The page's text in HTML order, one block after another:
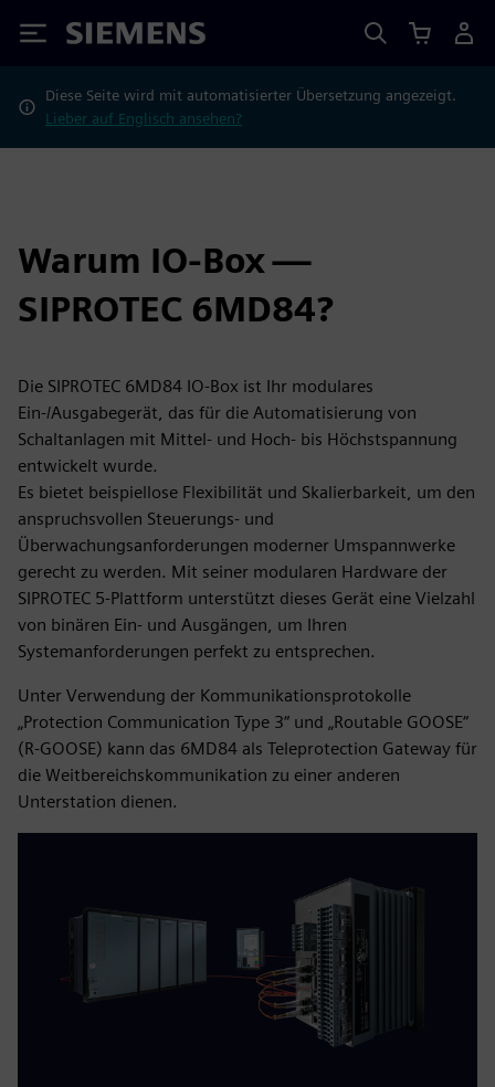
Siemens
Diese Seite wird mit automatisierter Übersetzung angezeigt.
Lieber auf Englisch ansehen?
Warum IO-Box —
SIPROTEC 6MD84?
Die SIPROTEC 6MD84 IO-Box ist Ihr modulares
Ein-/Ausgabegerät, das für die Automatisierung von
Schaltanlagen mit Mittel- und Hoch- bis Höchstspannung
entwickelt wurde.
Es bietet beispiellose Flexibilität und Skalierbarkeit, um den
anspruchsvollen Steuerungs- und
Überwachungsanforderungen moderner Umspannwerke
gerecht zu werden. Mit seiner modularen Hardware der
SIPROTEC 5-Plattform unterstützt dieses Gerät eine Vielzahl
von binären Ein- und Ausgängen, um Ihren
Systemanforderungen perfekt zu entsprechen.
Unter Verwendung der Kommunikationsprotokolle
„Protection Communication Type 3“ und „Routable GOOSE“
(R-GOOSE) kann das 6MD84 als Teleprotection Gateway für
die Weitbereichskommunikation zu einer anderen
Unterstation dienen.